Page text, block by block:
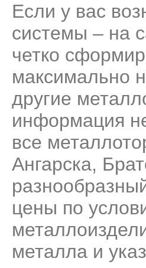
Если у вас
системы – на
четко
максимально
другие
информация
все
Ангарска,
цены по
металла и